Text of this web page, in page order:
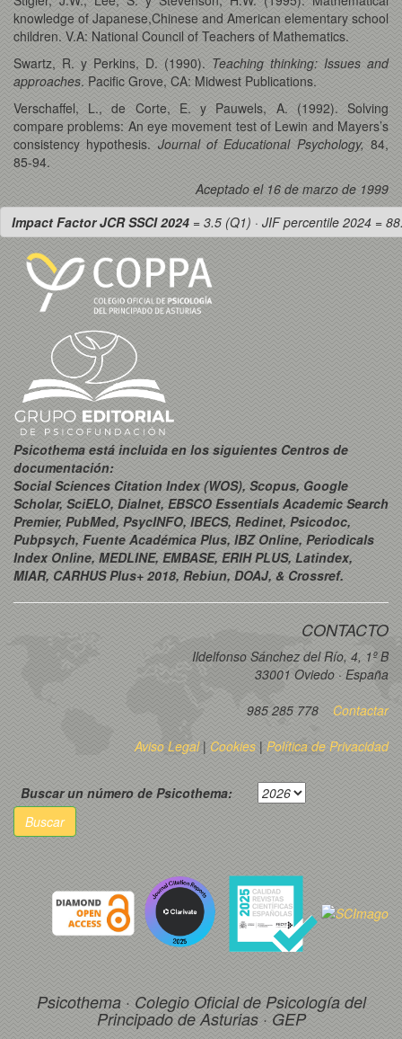
knowledge of Japanese,Chinese and American elementary school
children. V.A: National Council of Teachers of Mathematics.
Swartz, R. y Perkins, D. (1990). Teaching thinking: Issues and
approaches. Pacific Grove, CA: Midwest Publications.
Verschaffel, L., de Corte, E. y Pauwels, A. (1992). Solving
compare problems: An eye movement test of Lewin and Mayers’s
consistency hypothesis. Journal of Educational Psychology,84,
85-94.
Aceptado el 16 de marzo de 1999
Impact Factor JCR SSCI 2024 = 3.5 (Q1) · JIF percentile 2024 =
Psicothema está incluida en los siguientes Centros de
documentación:
Social Sciences Citation Index (WOS), Scopus, Google
Scholar, SciELO, Dialnet, EBSCO Essentials Academic Search
Premier, PubMed, PsycINFO, IBECS, Redinet, Psicodoc,
Pubpsych, Fuente Académica Plus, IBZ Online, Periodicals
Index Online, MEDLINE, EMBASE, ERIH PLUS, Latindex,
MIAR, CARHUS Plus+ 2018, Rebiun, DOAJ, & Crossref.
CONTACTO
Ildelfonso Sánchez del Río, 4, 1º B
33001 Oviedo · España
985 285 778
Contactar
Aviso Legal| Cookies | Política de Privacidad
Buscar un número de Psicothema:
Buscar
Psicothema · Colegio Oficial de Psicología del
Principado de Asturias · GEP